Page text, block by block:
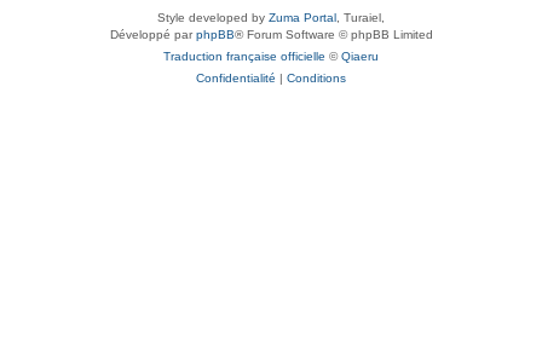
Style developed by Zuma Portal , Turaiel,
Développé parphpBB® Forum Software © phpBB Limited
Traduction française officielle ©Qiaeru
Confidentialité | Conditions